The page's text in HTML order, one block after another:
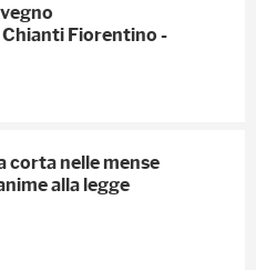
Fiorentino -
corta nelle mense
alla legge